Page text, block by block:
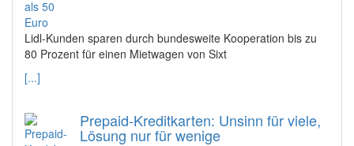
Lidl-Kunden sparen durch bundesweite Kooperation bis zu
80 Prozent für einen Mietwagen von Sixt
[...]
Prepaid-Kreditkarten: Unsinn für viele,
Lösung nur für wenige